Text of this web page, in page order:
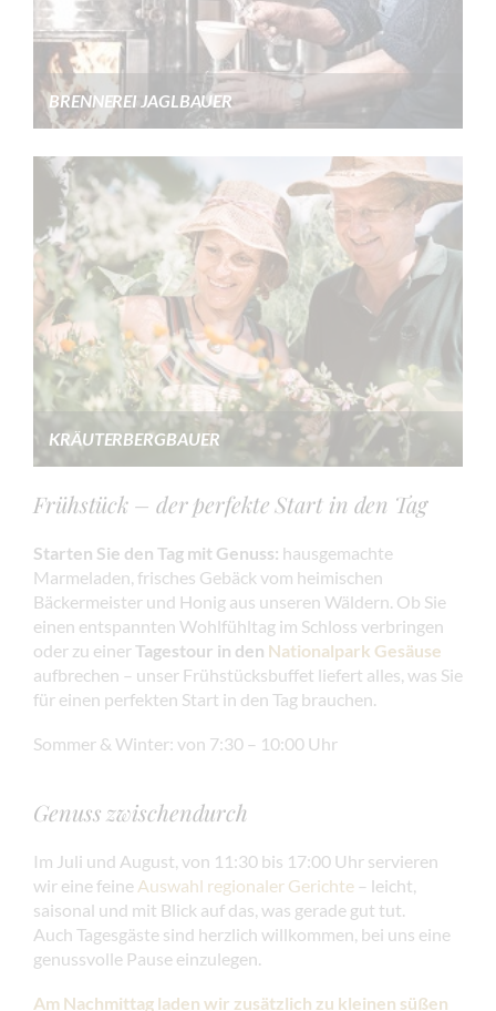
BRENNEREI JAGLBAUER
KRÄUTERBERGBAUER
Frühstück – der perfekte Start in den Tag
Starten Sie den Tag mit Genuss: hausgemachte
Marmeladen, frisches Gebäck vom heimischen
Bäckermeister und Honig aus unseren Wäldern. Ob Sie
einen entspannten Wohlfühltag im Schloss verbringen
oder zu einerTagestour in den Nationalpark Gesäuse
aufbrechen – unser Frühstücksbuffet liefert alles, was Sie
für einen perfekten Start in den Tag brauchen.
Sommer & Winter: von 7:30 – 10:00 Uhr
Genuss zwischendurch
Im Juli und August, von 11:30 bis 17:00 Uhr servieren
wir eine feine Auswahl regionaler Gerichte – leicht,
saisonal und mit Blick auf das, was gerade gut tut.
Auch Tagesgäste sind herzlich willkommen, bei uns eine
genussvolle Pause einzulegen.
Am Nachmittag laden wir zusätzlich zu kleinen süßen